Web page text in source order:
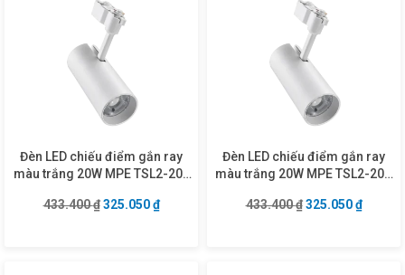
Đèn LED chiếu điểm gắn ray
màu trắng 20W MPE TSL2-20T
433.400₫ Giá gốc là: 433.400 ₫.
325.050₫Giá hiện tại là: 325.050 ₫.
Đèn LED chiếu điểm gắn ray
màu trắng 20W MPE TSL2-20V
433.400₫ Giá gốc là:
325.050₫Giá